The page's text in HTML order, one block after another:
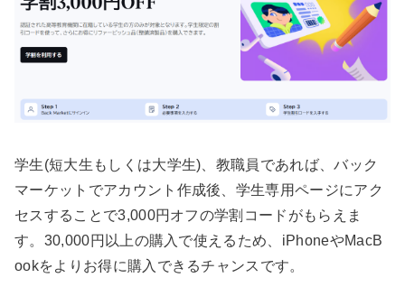
学生(短大生もしくは大学生)、教職員であれば、バック
マーケットでアカウント作成後、学生専用ページにアク
セスすることで3,000円オフの学割コードがもらえま
す。30,000円以上の購入で使えるため、iPhoneやMacB
ookをよりお得に購入できるチャンスです。